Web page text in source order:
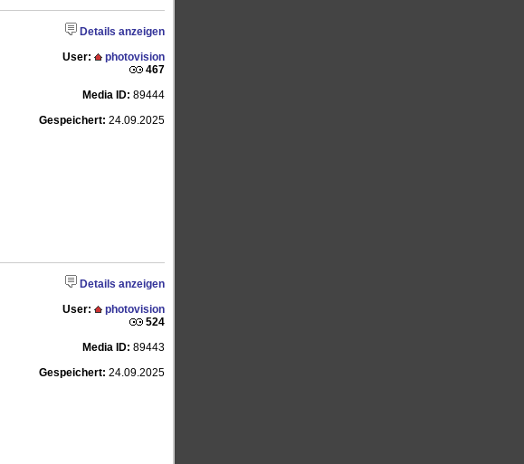
Details anzeigen
User:
photovision
467
Media ID: 89444
Gespeichert: 24.09.2025
Details anzeigen
User:
photovision
524
Media ID: 89443
Gespeichert: 24.09.2025